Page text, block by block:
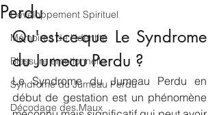
Développement Spirituel
Mémoires de l'Identité
Blessure émotionnelle
Syndrome du Jumeau Perdu
Décodage des Maux
Perdu
Qu'est-ce-que Le Syndrome
du Jumeau Perdu ?
Le Syndrome du Jumeau Perdu en
début de gestation est un phénomène